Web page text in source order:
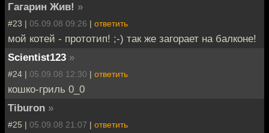
Гагарин Жив! »
#23 | 05.09.08 09:26 | ответить
мой котей - прототип! ;-) так же загорает на балконе!
Scientist123 »
#24 | 05.09.08 12:30 | ответить
кошко-гриль 0_0
Tiburon »
#25 | 05.09.08 21:07 | ответить